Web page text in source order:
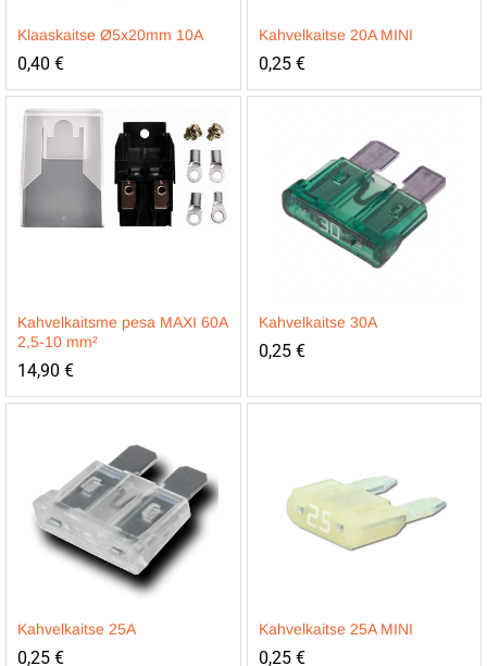
Klaaskaitse Ø5x20mm 10A
0,40 €
Kahvelkaitse 20A MINI
0,25 €
Kahvelkaitsme pesa MAXI 60A
2,5-10 mm²
14,90 €
Kahvelkaitse 30A
0,25 €
Kahvelkaitse 25A
0,25 €
Kahvelkaitse 25A MINI
0,25 €